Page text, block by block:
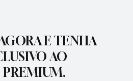
E TENHA
AO